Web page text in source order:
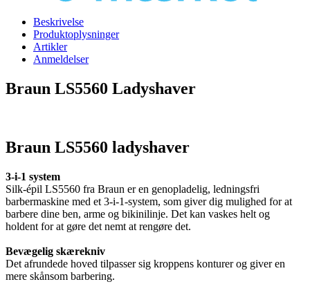
Beskrivelse
Produktoplysninger
Artikler
Anmeldelser
Braun LS5560 Ladyshaver
Braun LS5560 ladyshaver
3-i-1 system
Silk-épil LS5560 fra Braun er en genopladelig, ledningsfri
barbermaskine med et 3-i-1-system, som giver dig mulighed for at
barbere dine ben, arme og bikinilinje. Det kan vaskes helt og
holdent for at gøre det nemt at rengøre det.
Bevægelig skærekniv
Det afrundede hoved tilpasser sig kroppens konturer og giver en
mere skånsom barbering.